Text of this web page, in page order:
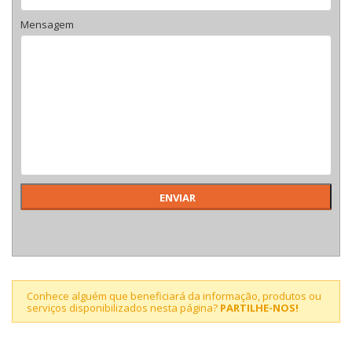
Mensagem
Conhece alguém que beneficiará da informação, produtos ou
serviços disponibilizados nesta página? PARTILHE-NOS!